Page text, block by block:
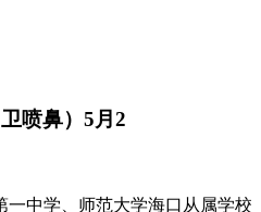
喷鼻）5月2
中学、师范大学海口从属学校